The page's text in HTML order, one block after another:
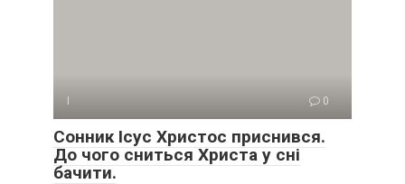
І 0
Сонник Ісус Христос приснився.
До чого сниться Христа у сні
бачити.